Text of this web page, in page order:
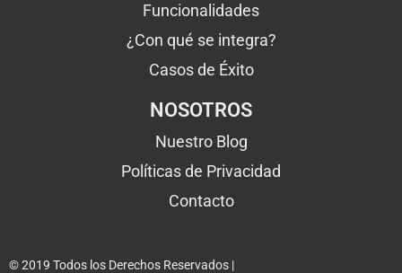
Funcionalidades
¿Con qué se integra?
Casos de Éxito
NOSOTROS
Nuestro Blog
Políticas de Privacidad
Contacto
© 2019 Todos los Derechos Reservados |